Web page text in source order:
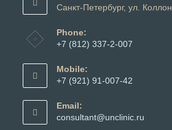
Санкт-Петербург, ул.
Phone:
+7 (812) 337-2-007
в
вашем
Mobile:
+7 (921) 91-007-42
в
вашем
Email:
consultant@unclinic.ru